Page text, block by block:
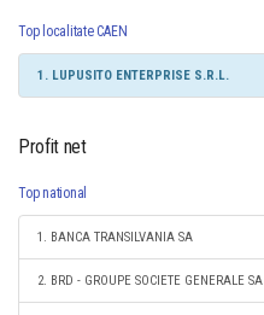
Top localitate CAEN
1. LUPUSITO ENTERPRISE S.R.L.
Profit net
Top national
1. BANCA TRANSILVANIA SA
2. BRD - GROUPE SOCIETE GENERALE SA